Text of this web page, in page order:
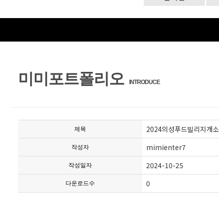
미미포트폴리오 INTRODUCE
제목 2024의성푸드빌리지개
작성자 mimienter7
작성일자 2024-10-25
다운로드수 0